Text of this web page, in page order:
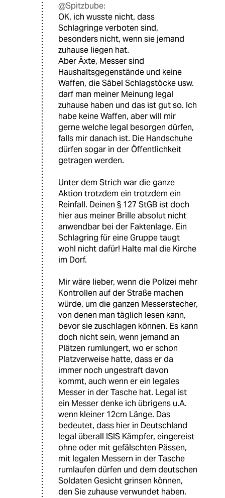
@Spitzbube:
OK, ich wusste nicht, dass
Schlagringe verboten sind,
besonders nicht, wenn sie jemand
zuhause liegen hat.
Aber Äxte, Messer sind
Haushaltsgegenstände und keine
Waffen, die Säbel Schlagstöcke usw.
darf man meiner Meinung legal
zuhause haben und das ist gut so. Ich
habe keine Waffen, aber will mir
gerne welche legal besorgen dürfen,
falls mir danach ist. Die Handschuhe
dürfen sogar in der Öffentlichkeit
getragen werden.
Unter dem Strich war die ganze
Aktion trotzdem ein trotzdem ein
Reinfall. Deinen § 127 StGB ist doch
hier aus meiner Brille absolut nicht
anwendbar bei der Faktenlage. Ein
Schlagring für eine Gruppe taugt
wohl nicht dafür! Halte mal die Kirche
im Dorf.
Mir wäre lieber, wenn die Polizei mehr
Kontrollen auf der Straße machen
würde, um die ganzen Messerstecher,
von denen man täglich lesen kann,
bevor sie zuschlagen können. Es kann
doch nicht sein, wenn jemand an
Plätzen rumlungert, wo er schon
Platzverweise hatte, dass er da
immer noch ungestraft davon
kommt, auch wenn er ein legales
Messer in der Tasche hat. Legal ist
ein Messer denke ich übrigens u.A.
wenn kleiner 12cm Länge. Das
bedeutet, dass hier in Deutschland
legal überall ISIS Kämpfer, eingereist
ohne oder mit gefälschten Pässen,
mit legalen Messern in der Tasche
rumlaufen dürfen und dem deutschen
Soldaten Gesicht grinsen können,
den Sie zuhause verwundet haben.